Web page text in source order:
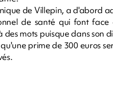
de Villepin, a d'abord
de santé qui font
mots puisque dans son
prime de 300 euros